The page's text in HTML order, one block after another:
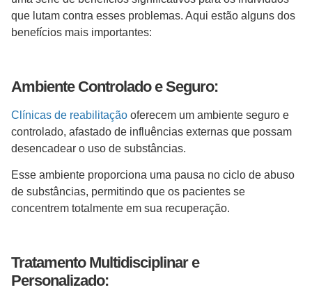
que lutam contra esses problemas. Aqui estão alguns dos
benefícios mais importantes:
Ambiente Controlado e Seguro:
Clínicas de reabilitação oferecem um ambiente seguro e
controlado, afastado de influências externas que possam
desencadear o uso de substâncias.
Esse ambiente proporciona uma pausa no ciclo de abuso
de substâncias, permitindo que os pacientes se
concentrem totalmente em sua recuperação.
Tratamento Multidisciplinar e
Personalizado: